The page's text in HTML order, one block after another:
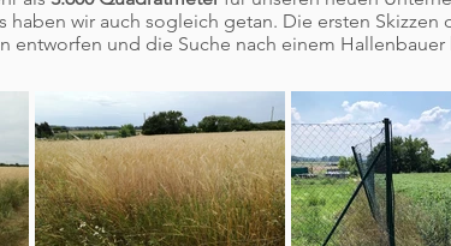
haben wir auch sogleich getan. Die ersten Skizzen
entworfen und die Suche nach einem